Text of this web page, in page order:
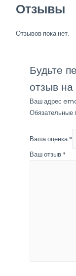
Отзывы
Отзывов пока нет.
Будьте
отзыв на
Ваш адрес
Обязательные
Ваша оценка *
Ваш отзыв *